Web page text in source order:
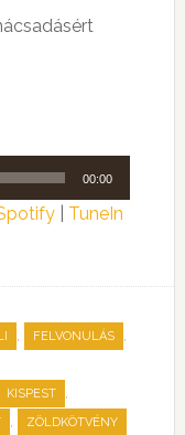
00:00
| TuneIn
, FELVONULÁS ,
KISPEST ,
, ZÖLDKÖTVÉNY